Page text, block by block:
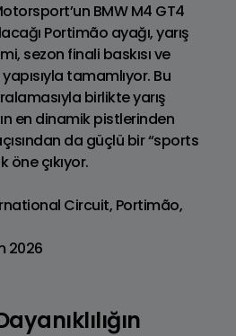
BMW M4 GT4
Portimão ayağı, yarış
sezon finali baskısı ve
tamamlıyor. Bu
birlikte yarış
en dinamik pistlerinden
da güçlü bir “sports
öne çıkıyor.
Circuit, Portimão,
2026